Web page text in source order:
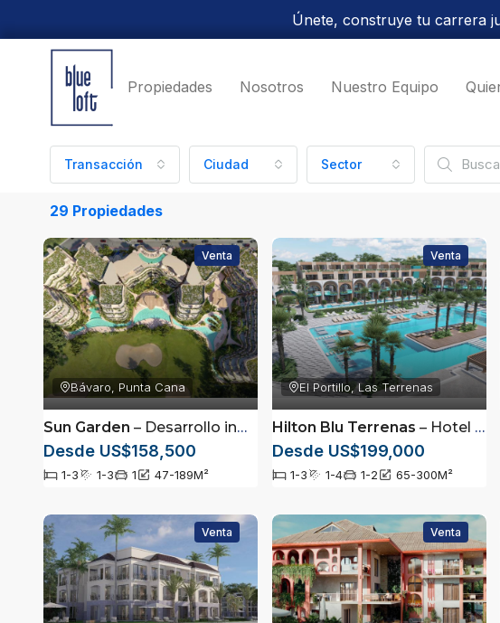
Únete, construye tu carrera
Propiedades Nosotros Nuestro Equipo
Transacción Ciudad Sector
29 Propiedades
Venta
Bávaro, Punta Cana
Sun Garden – Desarrollo inmobiliario de lujo ubicado en Cabeza de Toro, Punta Cana
Desde US$158,500
1-3 1-3 1 47-189M²
Venta
El Portillo, Las Terrenas
Hilton Blu Terrenas – Hotel Hilton en primera linea de playa en Las Terrenas, Saman
Desde US$199,000
1-3 1-4 1-2 65-300M²
Venta Venta